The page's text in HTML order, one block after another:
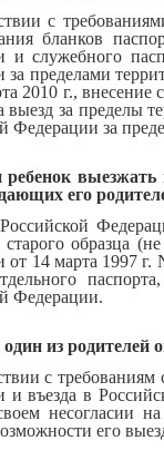
с
бланков
и служебного
за пределами
2010 г., внесение
выезд за пределы
Федерации за
выезжать
его
старого образца
14 марта 1997 г.
Федерации.
из родителей
с
и въезда в
несогласии
его